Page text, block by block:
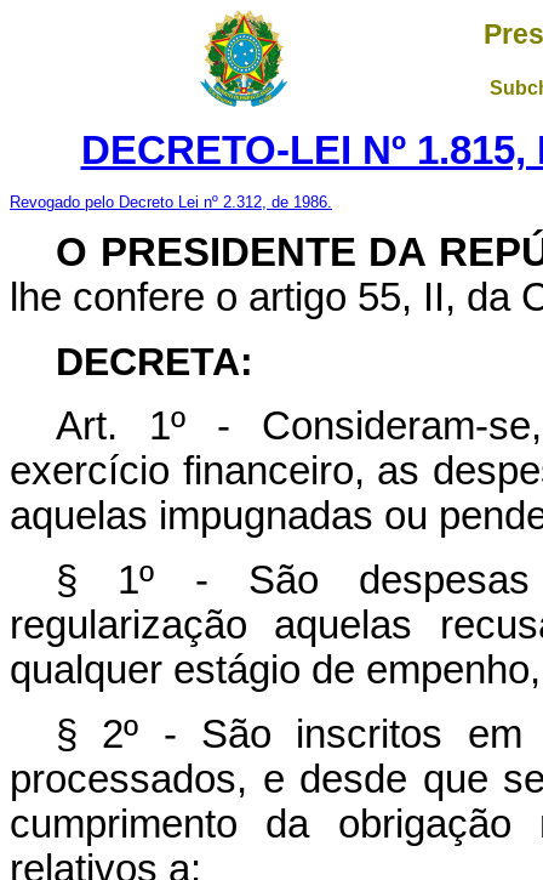
DECRETO-LEI Nº
Revogado pelo Decreto Lei nº 2.312, de 1986.
O PRESIDENTE DA
lhe confere o artigo 55, II, da
DECRETA:
Art. 1º - Consideram-
exercício financeiro, as
aquelas impugnadas ou
§ 1º - São despesas
regularização aquelas
qualquer estágio de
§ 2º - São inscritos em
processados, e desde que
cumprimento da
relativos a: